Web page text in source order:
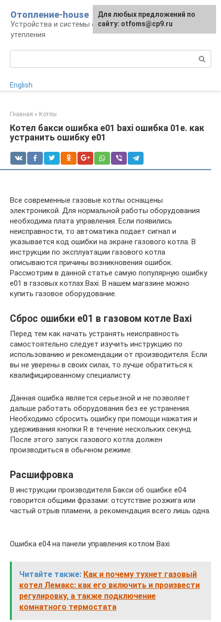
контенту
Отопление-house
Устройства и системы отопления, способы
утепления
English
Главная » Котлы
Котел бакси ошибка е01 baxi ошибка 01e. как
устранить ошибку е01
Все современные газовые котлы оснащены
электроникой. Для нормальной работы оборудования
необходима плата управления. Если появились
неисправности, то автоматика подает сигнал и
указывается код ошибки на экране газового котла. В
инструкции по эксплуатации газового котла
описываются причины возникновения ошибок.
Рассмотрим в данной статье самую популярную ошибку
e01 в газовых котлах Baxi. В нашем магазине можно
купить газовое оборудование.
Сброс ошибки e01 в газовом котле Baxi
Перед тем как начать устранять неисправность
самостоятельно следует изучить инструкцию по
использованию и рекомендации от производителя. Если
вы не уверены в своих силах, то лучше обратиться к
квалифицированному специалисту.
Данная ошибка является серьезной и не позволяет
дальше работать оборудования без ее устранения.
Необходимо сбросить ошибку при помощи нажатия и
удерживания кнопки R в течение нескольких секунд.
После этого запуск газового котла должен
производиться в обычном режиме.
Расшифровка
В инструкции производителя Бакси об ошибке е04
говорится общими фразами: отсутствие розжига или
частый отрыв пламени, а рекомендация всего лишь одна.
Ошибка е04 на панели управления котлом Baxi
Читайте также: Как и почему тухнет газовый
котел Лемакс: как его включить и произвести
регулировку, а также подключение
комнатного термостата
Для любых предложений по
сайту: otfoms@cp9.ru